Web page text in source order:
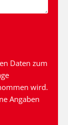
Daten zum
wird.
Angaben